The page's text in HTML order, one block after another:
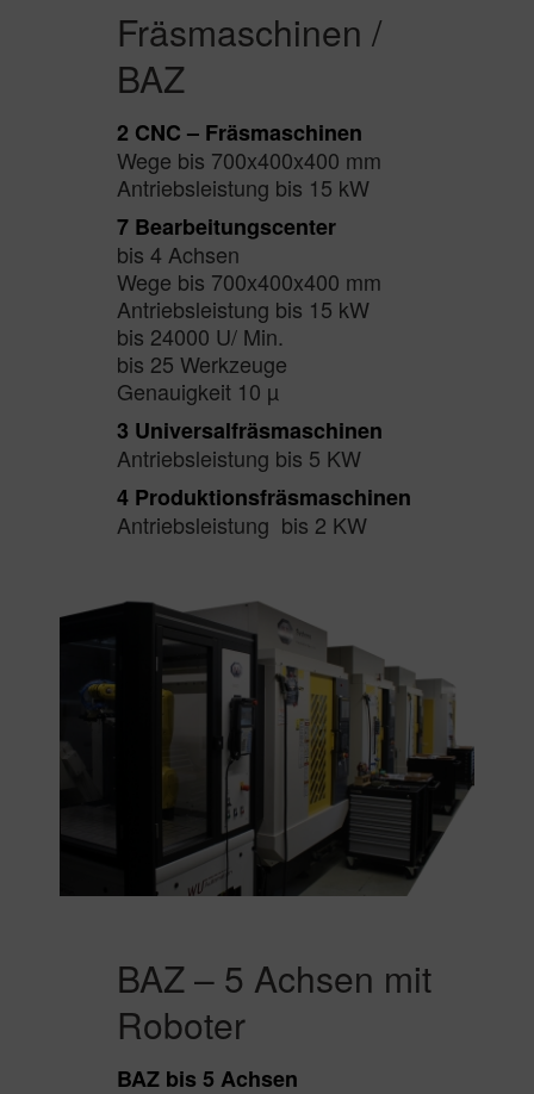
Fräsmaschinen /
BAZ
2 CNC – Fräsmaschinen
Wege bis 700x400x400 mm
Antriebsleistung bis 15 kW
7 Bearbeitungscenter
bis 4 Achsen
Wege bis 700x400x400 mm
Antriebsleistung bis 15 kW
bis 24000 U/ Min.
bis 25 Werkzeuge
Genauigkeit 10 µ
3 Universalfräsmaschinen
Antriebsleistung bis 5 KW
4 Produktionsfräsmaschinen
Antriebsleistung bis 2 KW
BAZ – 5 Achsen mit
Roboter
BAZ bis 5 Achsen